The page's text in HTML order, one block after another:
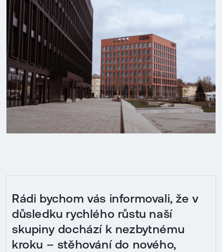
Rádi bychom vás informovali, že v
důsledku rychlého růstu naší
skupiny dochází k nezbytnému
kroku – stěhování do nového,